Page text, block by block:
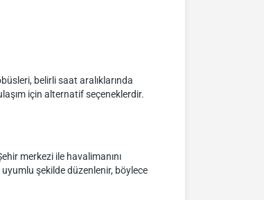
belirli saat aralıklarında
için alternatif seçeneklerdir.
merkezi ile havalimanını
şekilde düzenlenir, böylece